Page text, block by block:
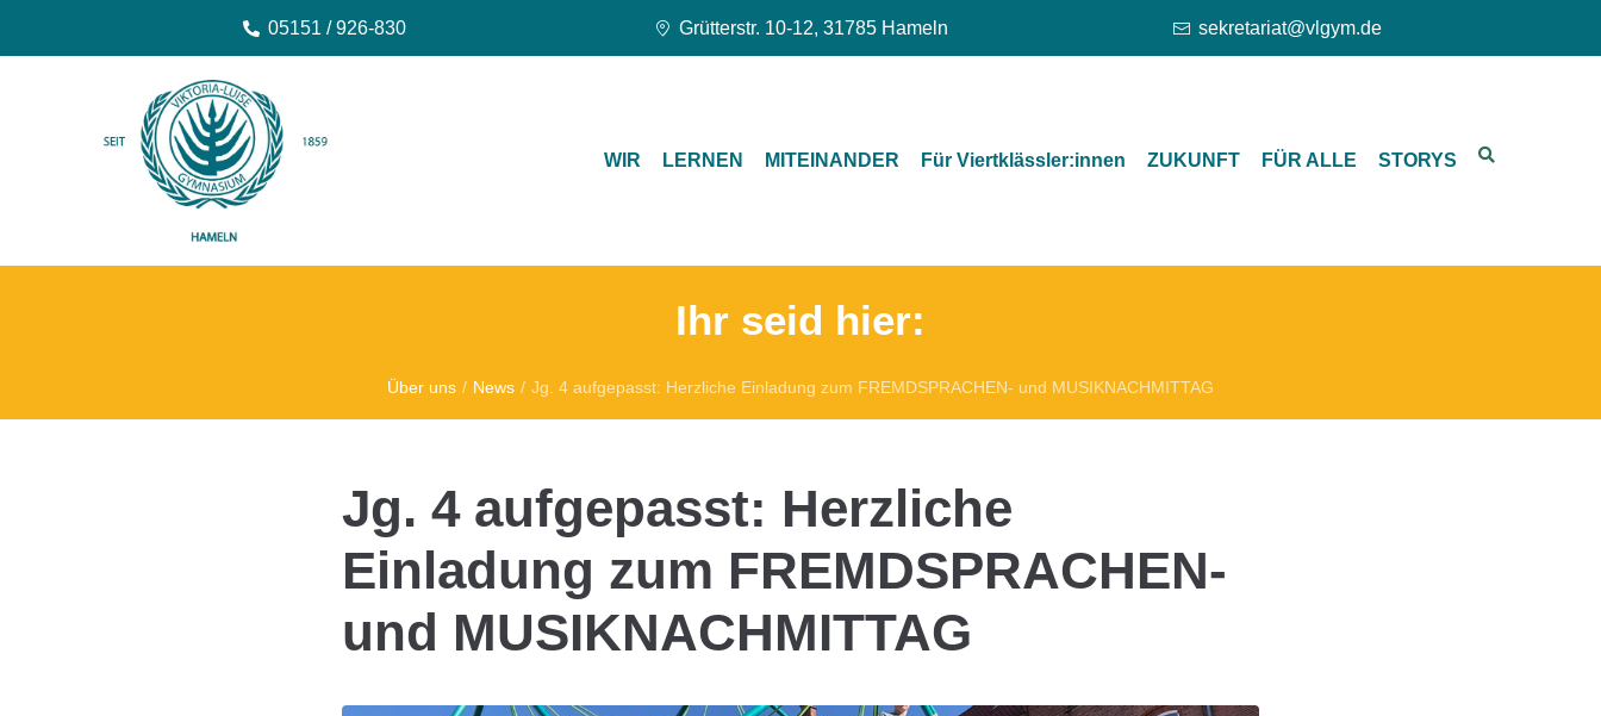
05151 / 926-830 Grütterstr. 10-12, 31785 Hameln sekretariat@vlgym.de
WIR LERNEN MITEINANDER Für Viertklässler:innen ZUKUNFT FÜR ALLE STORYS
Ihr seid hier:
Über uns / News / Jg. 4 aufgepasst: Herzliche Einladung zum FREMDSPRACHEN- und MUSIKNACHMITTAG
Jg. 4 aufgepasst: Herzliche
Einladung zum FREMDSPRACHEN-
und MUSIKNACHMITTAG